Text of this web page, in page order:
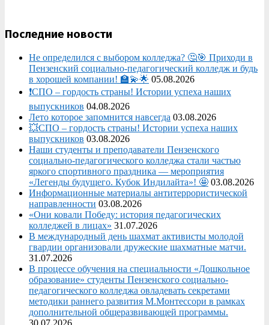
Последние новости
Не определился с выбором колледжа? 🤔🎯 Приходи в
Пензенский социально-педагогический колледж и будь
в хорошей компании! 🏫💫🌟 05.08.2026
❗СПО – гордость страны! Истории успеха наших
выпускников 04.08.2026
Лето которое запомнится навсегда 03.08.2026
💥СПО – гордость страны! Истории успеха наших
выпускников 03.08.2026
Наши студенты и преподаватели Пензенского
социально‑педагогического колледжа стали частью
яркого спортивного праздника — мероприятия
«Легенды будущего. Кубок Индилайта»! 🤩 03.08.2026
Информационные материалы антитеррористической
направленности 03.08.2026
«Они ковали Победу: история педагогических
колледжей в лицах» 31.07.2026
В международный день шахмат активисты молодой
гвардии организовали дружеские шахматные матчи.
31.07.2026
В процессе обучения на специальности «Дошкольное
образование» студенты Пензенского социально-
педагогического колледжа овладевать секретами
методики раннего развития М.Монтессори в рамках
дополнительной общеразвивающей программы.